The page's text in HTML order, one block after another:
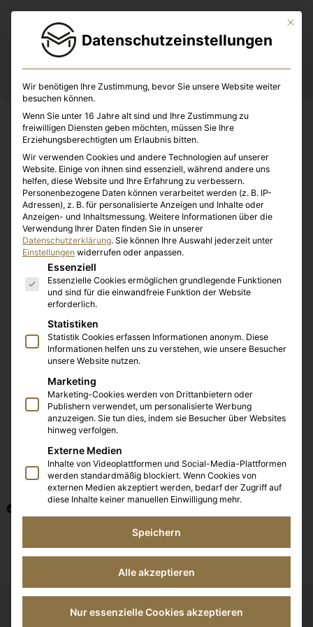
Steuerberatung Enge
Jetzt beraten lassen
Mit
Datenschutzeinstellungen
Wir benötigen Ihre Zustimmung, bevor Sie unsere Website weiter
besuchen können.
Wenn Sie unter 16 Jahre alt sind und Ihre Zustimmung zu
freiwilligen Diensten geben möchten, müssen Sie Ihre
Erziehungsberechtigten um Erlaubnis bitten.
Wir verwenden Cookies und andere Technologien auf unserer
Website. Einige von ihnen sind essenziell, während andere uns
helfen, diese Website und Ihre Erfahrung zu verbessern.
Personenbezogene Daten können verarbeitet werden (z. B. IP-
Adressen), z. B. für personalisierte Anzeigen und Inhalte oder
Anzeigen- und Inhaltsmessung. Weitere Informationen über die
Verwendung Ihrer Daten finden Sie in unserer
Datenschutzerklärung. Sie können Ihre Auswahl jederzeit unter
Einstellungen widerrufen oder anpassen.
Es folgt eine Liste der Service-Gruppen, für die eine
Essenziell
Essenzielle Cookies ermöglichen grundlegende Funktionen
und sind für die einwandfreie Funktion der Website
erforderlich.
Statistiken
Statistik Cookies erfassen Informationen anonym. Diese
Informationen helfen uns zu verstehen, wie unsere Besucher
unsere Website nutzen.
Marketing
Marketing-Cookies werden von Drittanbietern oder
Publishern verwendet, um personalisierte Werbung
anzuzeigen. Sie tun dies, indem sie Besucher über Websites
hinweg verfolgen.
Externe Medien
Inhalte von Videoplattformen und Social-Media-Plattformen
werden standardmäßig blockiert. Wenn Cookies von
externen Medien akzeptiert werden, bedarf der Zugriff auf
diese Inhalte keiner manuellen Einwilligung mehr.
Speichern
Alle akzeptieren
Nur essenzielle Cookies akzeptieren